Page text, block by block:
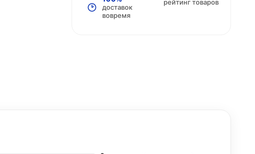
доставок
вовремя
рейтинг товаров